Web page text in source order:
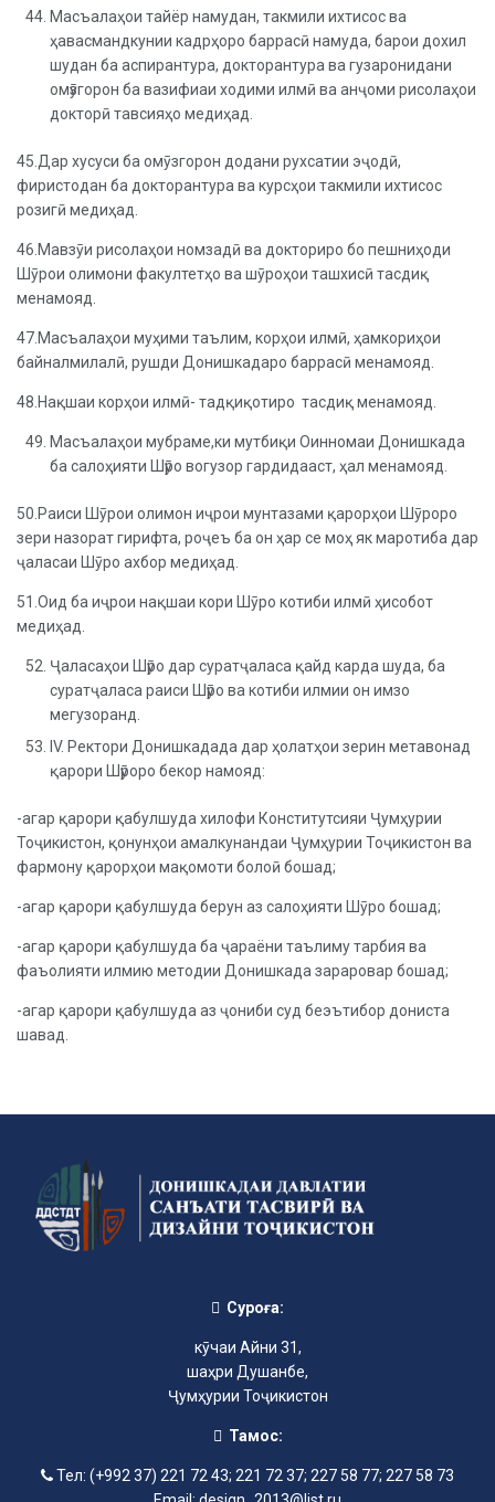
Масъалаҳои тайёр намудан, такмили ихтисос ва
ҳавасмандкунии кадрҳоро баррасӣ намуда, барои дохил
шудан ба аспирантура, докторантура ва гузаронидани
омӯзгорон ба вазифиаи ходими илмӣ ва анҷоми рисолаҳои
докторӣ тавсияҳо медиҳад.
45.Дар хусуси ба омӯзгорон додани рухсатии эҷодӣ,
фиристодан ба докторантура ва курсҳои такмили ихтисос
розигӣ медиҳад.
46.Мавзӯи рисолаҳои номзадӣ ва докториро бо пешниҳоди
Шӯрои олимони факултетҳо ва шӯроҳои ташхисӣ тасдиқ
менамояд.
47.Масъалаҳои муҳими таълим, корҳои илмӣ, ҳамкориҳои
байналмилалӣ, рушди Донишкадаро баррасӣ менамояд.
48.Нақшаи корҳои илмӣ- тадқиқотиро тасдиқ менамояд.
Масъалаҳои мубраме,ки мутбиқи Оинномаи Донишкада
ба салоҳияти Шӯро вогузор гардидааст, ҳал менамояд.
50.Раиси Шӯрои олимон иҷрои мунтазами қарорҳои Шӯроро
зери назорат гирифта, роҷеъ ба он ҳар се моҳ як маротиба дар
ҷаласаи Шӯро ахбор медиҳад.
51.Оид ба иҷрои нақшаи кори Шӯро котиби илмӣ ҳисобот
медиҳад.
Ҷаласаҳои Шӯро дар суратҷаласа қайд карда шуда, ба
суратҷаласа раиси Шӯро ва котиби илмии он имзо
мегузоранд.
IV. Ректори Донишкадада дар ҳолатҳои зерин метавонад
қарори Шӯроро бекор намояд:
-агар қарори қабулшуда хилофи Конститутсияи Ҷумҳурии
Тоҷикистон, қонунҳои амалкунандаи Ҷумҳурии Тоҷикистон ва
фармону қарорҳои мақомоти болоӣ бошад;
-агар қарори қабулшуда берун аз салоҳияти Шӯро бошад;
-агар қарори қабулшуда ба ҷараёни таълиму тарбия ва
фаъолияти илмию методии Донишкада зараровар бошад;
-агар қарори қабулшуда аз ҷониби суд беэътибор дониста
шавад.
Суроға:
кӯчаи Айни 31,
шаҳри Душанбе,
Ҷумҳурии Тоҷикистон
Тамос:
Тел: (+992 37) 221 72 43; 221 72 37; 227 58 77; 227 58 73